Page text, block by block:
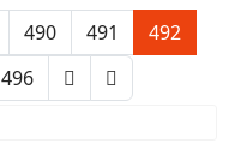
490 491
492
496